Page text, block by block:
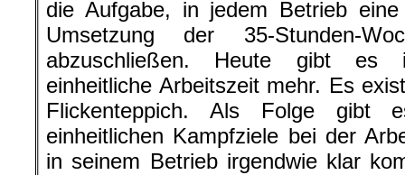
die Aufgabe, in jedem Betrieb
Umsetzung der 35-Stunden-
abzuschließen. Heute gibt es
einheitliche Arbeitszeit mehr. Es
Flickenteppich. Als Folge gibt
einheitlichen Kampfziele bei der
in seinem Betrieb irgendwie klar